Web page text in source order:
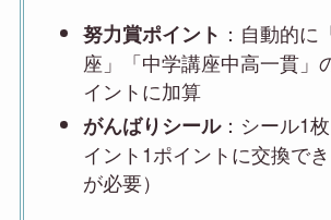
努力賞ポイント ：自動的に
座」「中学講座中高一貫」
イントに加算
がんばりシール：シール1
イント1ポイントに交換で
が必要）